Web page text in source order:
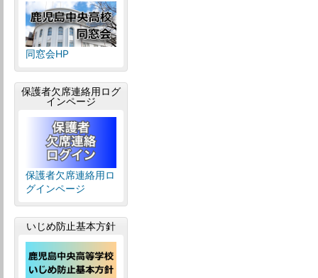
同窓会HP
保護者欠席連絡用ログ
インページ
保護者欠席連絡用ロ
グインページ
いじめ防止基本方針